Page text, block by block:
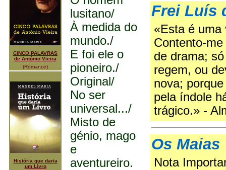
CINCO PALAVRAS
de António Vieira
(Romance)
História que daria
um Livro
lusitano/
À medida do
mundo./
E foi ele o
pioneiro./
Original/
No ser
universal.../
Misto de
génio, mago
e
aventureiro.
Frei Luís
«Esta é uma
Contento-
de drama;
regem, ou
nova;
pela índole
trágico.» -
Os Maias
Nota